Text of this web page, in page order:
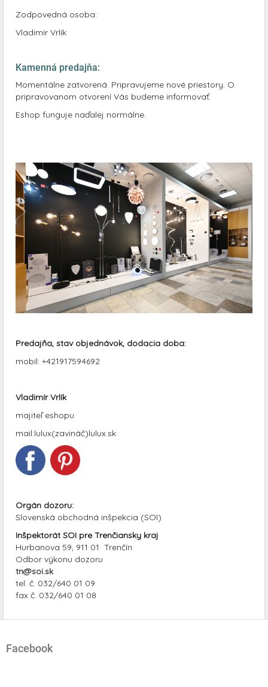
Zodpovedná osoba:
Vladimír Vrlík
Kamenná predajňa:
Momentálne zatvorená. Pripravujeme nové priestory. O
pripravovanom otvorení Vás budeme informovať.
Eshop funguje naďalej normálne.
Predajňa, stav objednávok, dodacia doba:
mobil: +421917594692
Vladimír Vrlík
majiteľ eshopu
mail:lulux(zavináč)lulux.sk
Orgán dozoru:
Slovenská obchodná inšpekcia (SOI)
Inšpektorát SOI pre Trenčiansky kraj
Hurbanova 59, 911 01 Trenčín
Odbor výkonu dozoru
tn@soi.sk
tel. č. 032/640 01 09
fax č. 032/640 01 08
Facebook